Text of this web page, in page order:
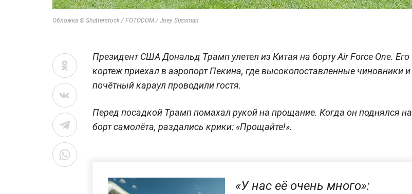
Обложка © Shutterstock / FOTODOM / Joey Sussman
Президент США Дональд Трамп улетел из Китая на борту Air Force One. Его
кортеж приехал в аэропорт Пекина, где высокопоставленные чиновники и
почётный караул проводили гостя.
Перед посадкой Трамп помахал рукой на прощание. Когда он поднялся на
борт самолёта, раздались крики: «Прощайте!».
«У нас её очень много»: